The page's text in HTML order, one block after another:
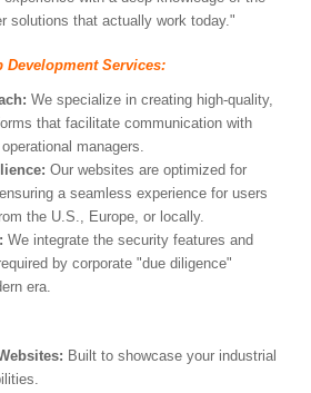
solutions that actually work today."
Development Services:
We specialize in creating high-quality,
that facilitate communication with
managers.
Our websites are optimized for
a seamless experience for users
the U.S., Europe, or locally.
We integrate the security features and
by corporate "due diligence"
era.
Built to showcase your industrial